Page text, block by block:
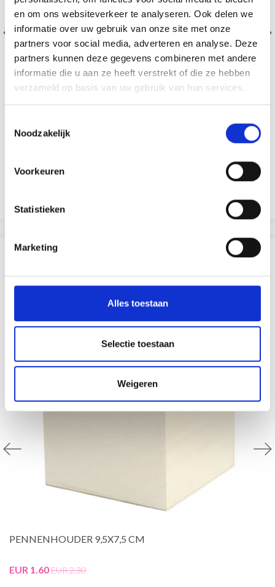
en om ons websiteverkeer te analyseren. Ook delen we
informatie over uw gebruik van onze site met onze
partners voor social media, adverteren en analyse. Deze
partners kunnen deze gegevens combineren met andere
informatie die u aan ze heeft verstrekt of die ze hebben
verzameld op basis van uw gebruik van hun services.
Noodzakelijk
Voorkeuren
Statistieken
Marketing
Alles toestaan
Selectie toestaan
Weigeren
ANDEREN KOCHTEN OOK
PENNENHOUDER 9,5X7,5 CM
EUR 1.60EUR 2.30